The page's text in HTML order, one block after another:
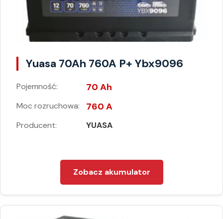
Yuasa 70Ah 760A P+ Ybx9096
Pojemność: 70 Ah
Moc rozruchowa: 760 A
Producent: YUASA
Zobacz akumulator